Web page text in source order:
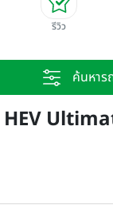
รีวิว
ค้นหาร